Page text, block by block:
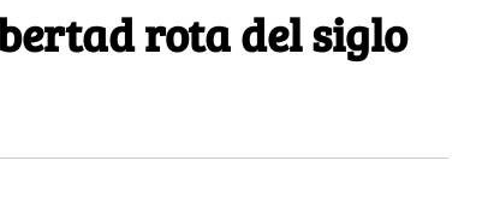
rota del siglo